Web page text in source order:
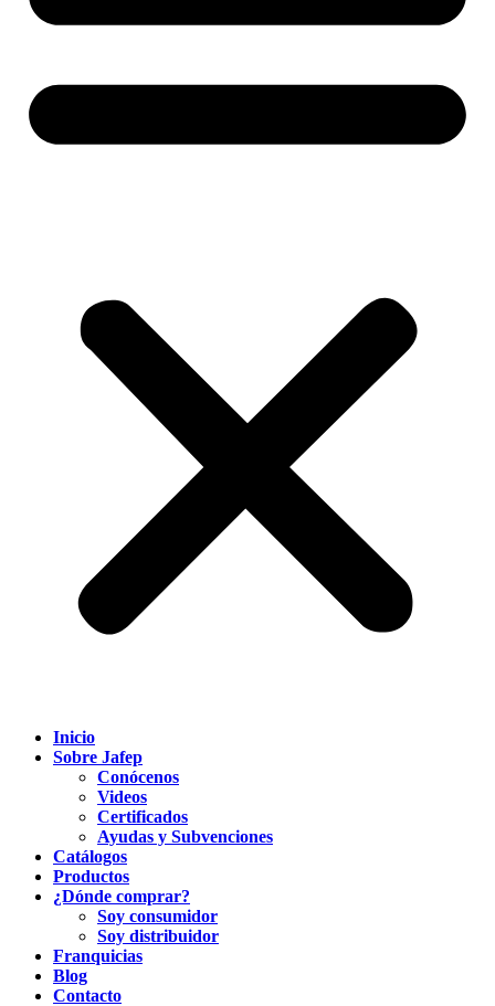
Inicio
Sobre Jafep
Conócenos
Videos
Certificados
Ayudas y Subvenciones
Catálogos
Productos
¿Dónde comprar?
Soy consumidor
Soy distribuidor
Franquicias
Blog
Contacto